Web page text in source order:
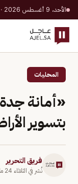
الأحد، 9 أغسطس 2026 · 26 صفر 1448 هـ
المحليات
«أمانة
بتسوير
فريق التحرير
نُشر في الثلاثاء 24 مايو 2022